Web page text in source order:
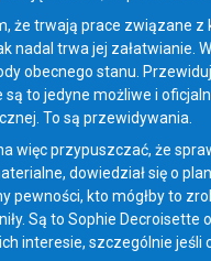
że trwają prace związane z
nadal trwa jej załatwianie.
obecnego stanu.
są to jedyne możliwe i
To są przewidywania.
więc przypuszczać, że
dowiedział się o
pewności, kto mógłby to
Są to Sophie
interesie, szczególnie jeśli